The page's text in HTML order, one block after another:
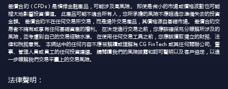
差價合約（CFDs）是槓桿金融產品，可能涉及高風險。 即使是微小的市場或價格波動也可能
極大地影響投資價值。 此產品可能不適合所有人，您所承擔的風險不應超過您準備失去的投資
金額。 差價合約不在任何交易所交易，而是場外交易產品，其價格源自基礎市場。 差價合約交
易者不擁有或享有任何基礎資產的權利。 在決定進行交易之前，您應該確保充分瞭解所涉及的
風險，並考慮到自己的交易經驗水準。 在使用任何交易工具之前，您應該獲取獨立的財務、法
律和稅務意見。 本網站中的任何內容不應被解讀或理解為 CG FinTech 或其任何關聯公司、董
事、管理人員或員工的任何投資建議。 請閱讀我們的風險披露和認可聲明以及客戶協定，以進
一步瞭解我們交易平臺上的交易風險。
法律聲明：